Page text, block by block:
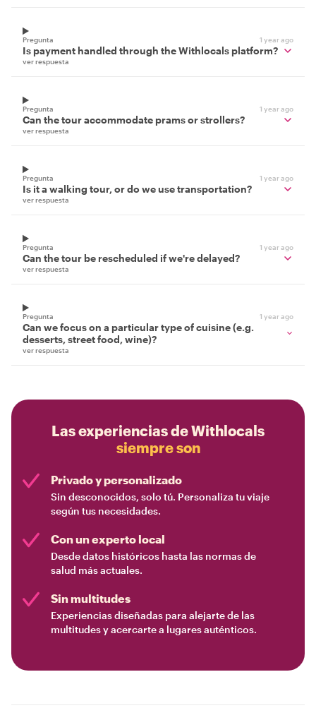
Pregunta 1 year ago
Is payment handled through the Withlocals platform?
ver respuesta
Pregunta 1 year ago
Can the tour accommodate prams or strollers?
ver respuesta
Pregunta 1 year ago
Is it a walking tour, or do we use transportation?
ver respuesta
Pregunta 1 year ago
Can the tour be rescheduled if we're delayed?
ver respuesta
Pregunta 1 year ago
Can we focus on a particular type of cuisine (e.g.
desserts, street food, wine)?
ver respuesta
Las experiencias de Withlocals
siempre son
Privado y personalizado
Sin desconocidos, solo tú. Personaliza tu viaje
según tus necesidades.
Con un experto local
Desde datos históricos hasta las normas de
salud más actuales.
Sin multitudes
Experiencias diseñadas para alejarte de las
multitudes y acercarte a lugares auténticos.